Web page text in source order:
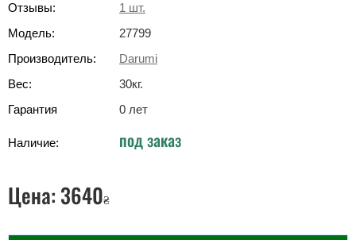
Отзывы:
1 шт.
Модель:
27799
Производитель:
Darumi
Вес:
30кг.
Гарантия
0 лет
Наличие: под заказ
Цена: 3640₴